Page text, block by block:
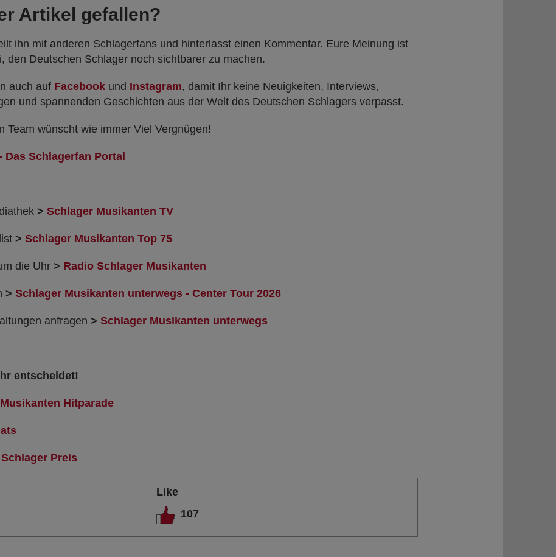
Artikel gefallen?
ihn mit anderen Schlagerfans und hinterlasst einen Kommentar. Eure Meinung ist
den Deutschen Schlager noch sichtbarer zu machen.
auch auf Facebook und Instagram, damit Ihr keine Neuigkeiten, Interviews,
und spannenden Geschichten aus der Welt des Deutschen Schlagers verpasst.
Team wünscht wie immer Viel Vergnügen!
Schlagerfan Portal
> Schlager Musikanten TV
> Schlager Musikanten Top 75
die Uhr > Radio Schlager Musikanten
> Schlager Musikanten unterwegs - Center Tour 2026
anfragen > Schlager Musikanten unterwegs
entscheidet!
Hitparade
Schlager Preis
Like
107